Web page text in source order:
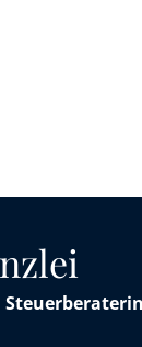
Steuerberaterin